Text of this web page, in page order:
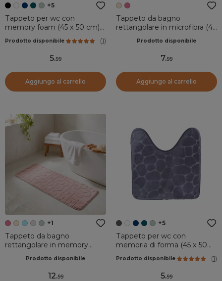
+5
Tappeto per wc con
memory foam (45 x 50 cm)
Prodotto disponibile (1)
5.99
Aggiungo al carrello
Tappeto da bagno
rettangolare in microfibra (45
Prodotto disponibile
7.99
Aggiungo al carrello
+1
Tappeto da bagno
rettangolare in memory
Rosa cipriaProdotto disponibile
12.99
+5
Tappeto per wc con
memoria di forma (45 x 50
Prodotto disponibile (1)
5.99